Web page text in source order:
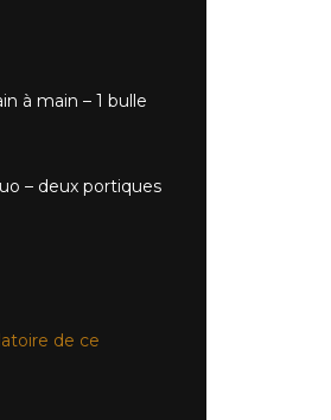
à main – 1 bulle
– deux portiques
de ce